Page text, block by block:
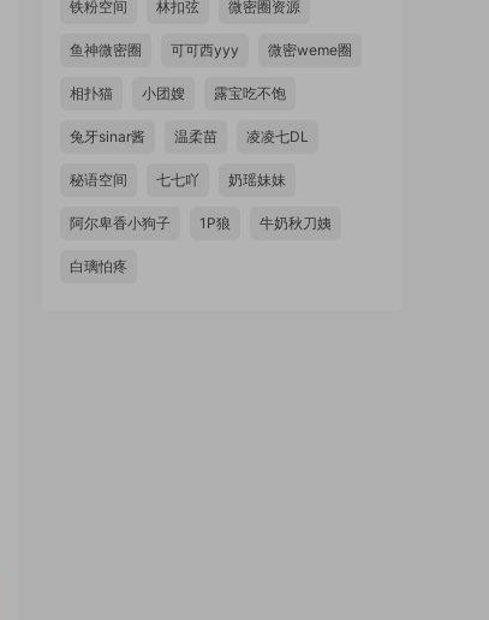
铁粉空间 林扣弦 微密圈资源
鱼神微密圈 可可西yyy 微密weme圈
相扑猫 小团嫂 露宝吃不饱
兔牙sinar酱 温柔苗 凌凌七DL
秘语空间 七七吖 奶瑶妹妹
阿尔卑香小狗子 1P狼 牛奶秋刀姨
白璃怕疼